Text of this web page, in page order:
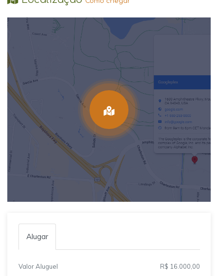
Alugar
Valor Aluguel
R$ 16.000,00